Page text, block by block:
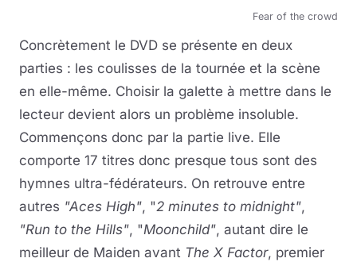
Fear of the crowd
Concrètement le DVD se présente en deux
parties : les coulisses de la tournée et la scène
en elle-même. Choisir la galette à mettre dans le
lecteur devient alors un problème insoluble.
Commençons donc par la partie live. Elle
comporte 17 titres donc presque tous sont des
hymnes ultra-fédérateurs. On retrouve entre
autres "Aces High", "2 minutes to midnight",
"Run to the Hills", "Moonchild", autant dire le
meilleur de Maiden avant The X Factor, premier